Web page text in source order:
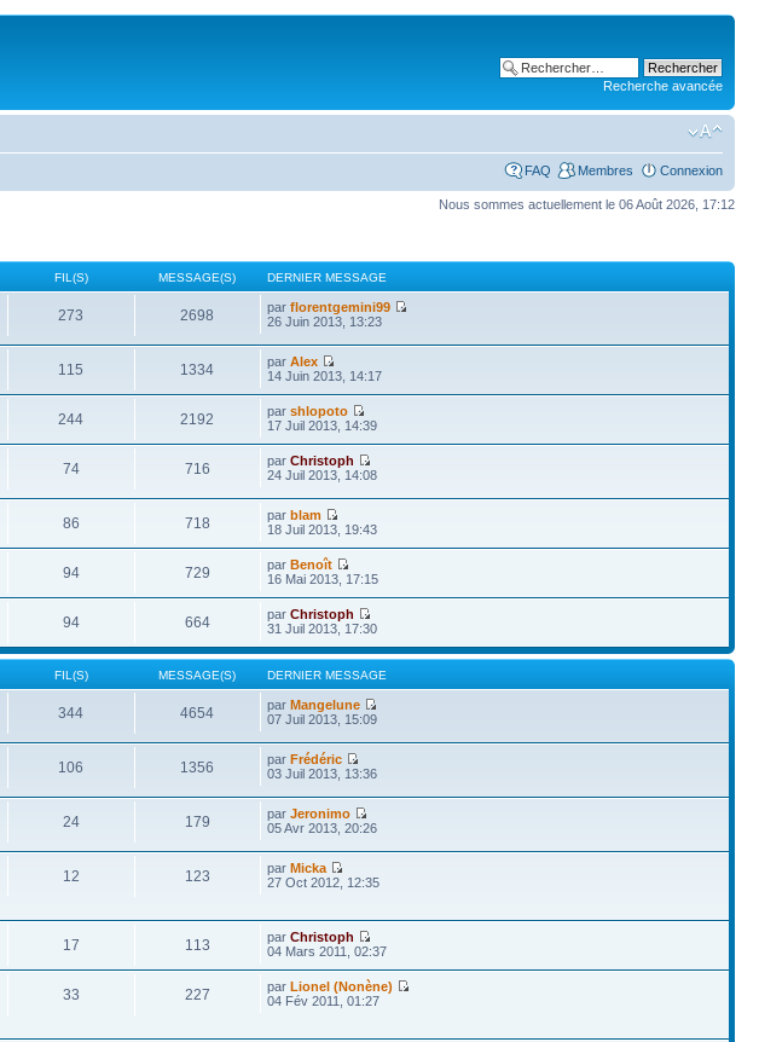
Recherche avancée
FAQ Membres Connexion
Nous sommes actuellement le 06 Août 2026, 17:12
FIL(S) MESSAGE(S) DERNIER MESSAGE
273 2698 parflorentgemini99
26 Juin 2013, 13:23
115 1334 parAlex
14 Juin 2013, 14:17
244 2192 parshlopoto
17 Juil 2013, 14:39
74 716 parChristoph
24 Juil 2013, 14:08
86 718 parblam
18 Juil 2013, 19:43
94 729 parBenoît
16 Mai 2013, 17:15
94 664 parChristoph
31 Juil 2013, 17:30
FIL(S) MESSAGE(S) DERNIER MESSAGE
344 4654 parMangelune
07 Juil 2013, 15:09
106 1356 parFrédéric
03 Juil 2013, 13:36
24 179 parJeronimo
05 Avr 2013, 20:26
12 123 parMicka
27 Oct 2012, 12:35
17 113 parChristoph
04 Mars 2011, 02:37
33 227 parLionel (Nonène)
04 Fév 2011, 01:27